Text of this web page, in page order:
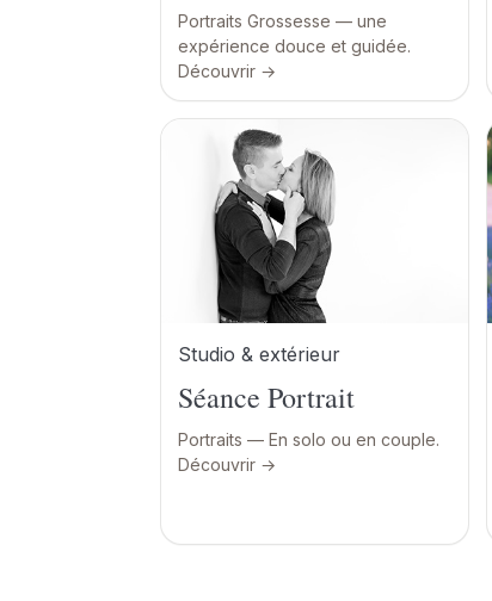
Portraits Grossesse — une
expérience douce et guidée.
Découvrir →
Studio & extérieur
Séance Portrait
Portraits — En solo ou en couple.
Découvrir →